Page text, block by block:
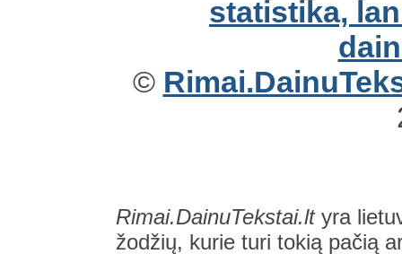
©
Rimai.DainuTekstai.ltyra
žodžių, kurie turi tokią pačią